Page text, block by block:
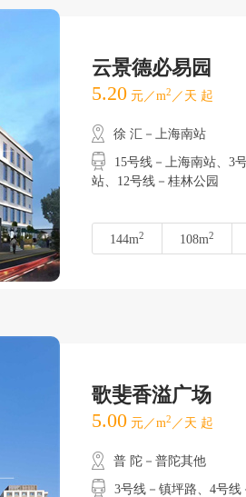
云景德必易园
5.20 元／m2 ／天 起
徐 汇－上海南站
15号线－上海南站、
站、12号线－桂林公园
144m2 108m2
歌斐香溢广场
5.00 元／m2 ／天 起
普 陀－普陀其他
3号线－镇坪路、4号线